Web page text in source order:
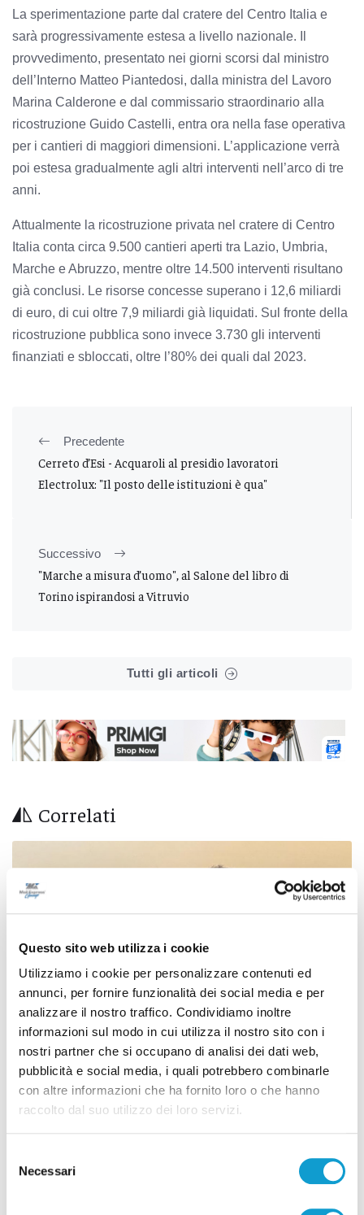
Questo sito web utilizza i cookie
Utilizziamo i cookie per personalizzare contenuti ed
annunci, per fornire funzionalità dei social media e per
analizzare il nostro traffico. Condividiamo inoltre
informazioni sul modo in cui utilizza il nostro sito con i
nostri partner che si occupano di analisi dei dati web,
pubblicità e social media, i quali potrebbero combinarle
con altre informazioni che ha fornito loro o che hanno
raccolto dal suo utilizzo dei loro servizi.
delNecessari
La sperimentazione parte dal cratere del Centro Italia e
sarà progressivamente estesa a livello nazionale. Il
provvedimento, presentato nei giorni scorsi dal ministro
dell’Interno Matteo Piantedosi, dalla ministra del Lavoro
Marina Calderone e dal commissario straordinario alla
ricostruzione Guido Castelli, entra ora nella fase operativa
per i cantieri di maggiori dimensioni. L’applicazione verrà
poi estesa gradualmente agli altri interventi nell’arco di tre
anni.
Attualmente la ricostruzione privata nel cratere di Centro
Italia conta circa 9.500 cantieri aperti tra Lazio, Umbria,
Marche e Abruzzo, mentre oltre 14.500 interventi risultano
già conclusi. Le risorse concesse superano i 12,6 miliardi
di euro, di cui oltre 7,9 miliardi già liquidati. Sul fronte della
ricostruzione pubblica sono invece 3.730 gli interventi
finanziati e sbloccati, oltre l’80% dei quali dal 2023.
Precedente
Cerreto d’Esi - Acquaroli al presidio lavoratori
Electrolux: "Il posto delle istituzioni è qua"
Successivo
"Marche a misura d’uomo", al Salone del libro di
Torino ispirandosi a Vitruvio
Tutti gli articoli
Correlati
Settore Giovanile Academy - Alessandro Re, da
Castelfidardo al Latina Calcio